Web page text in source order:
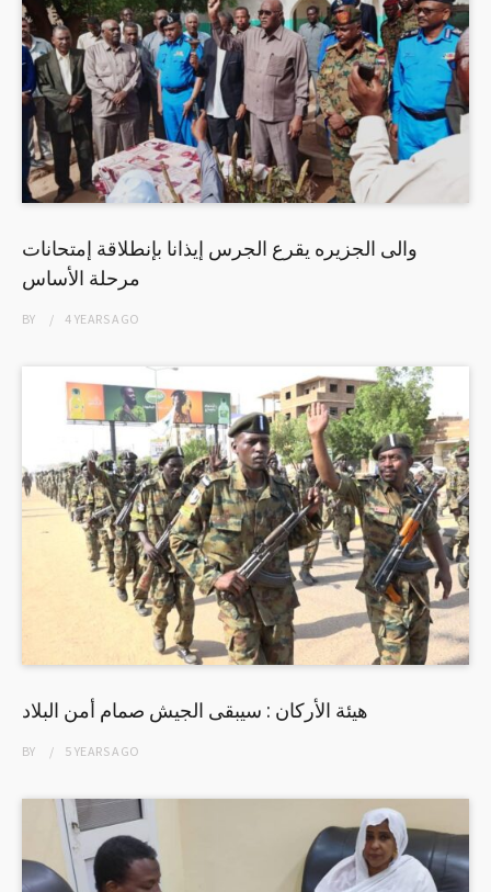
والى الجزيره يقرع الجرس إيذانا بإنطلاقة إمتحانات
مرحلة الأساس
BY 4 YEARSAGO
هيئة الأركان : سيبقى الجيش صمام أمن البلاد
BY 5 YEARSAGO